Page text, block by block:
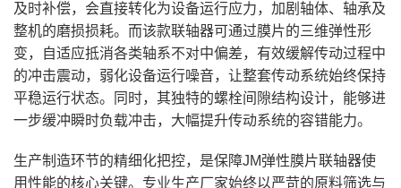
及时补偿，会直接转化为设备运行应力，加剧轴体、轴承及
整机的磨损损耗。而该款联轴器可通过膜片的三维弹性形
变，自适应抵消各类轴系不对中偏差，有效缓解传动过程中
的冲击震动，弱化设备运行噪音，让整套传动系统始终保持
平稳运行状态。同时，其独特的螺栓间隙结构设计，能够进
一步缓冲瞬时负载冲击，大幅提升传动系统的容错能力。
生产制造环节的精细化把控，是保障JM弹性膜片联轴器使
用性能的核心关键。专业生产厂家始终以严苛的原料筛选与